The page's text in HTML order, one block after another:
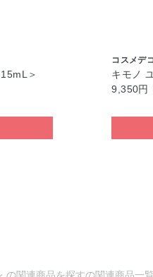
＞
コスメデ
キモノ
9,350円